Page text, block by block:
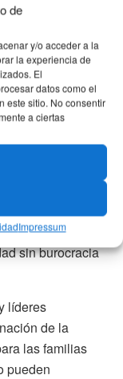
de
y/o acceder a la
la experiencia de
El
datos como el
este sitio. No consentir
a ciertas
Impressum
Esta ampliación
en esa
por el sector
de fortalecer las
que este tipo de
económica local
sin burocracia
líderes
de la
las familias
pueden